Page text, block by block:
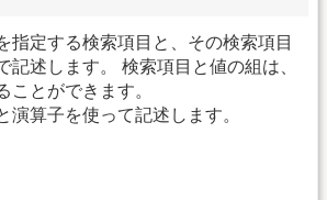
指定する検索項目と、その検索項目
記述します。 検索項目と値の組は、
ことができます。
演算子を使って記述します。